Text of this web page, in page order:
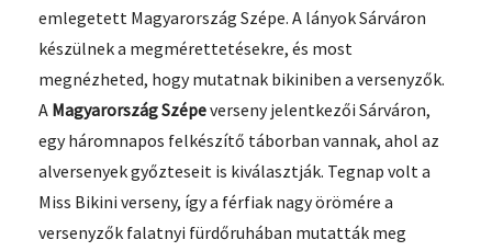
emlegetett Magyarország Szépe. A lányok Sárváron
készülnek a megmérettetésekre, és most
megnézheted, hogy mutatnak bikiniben a versenyzők.
A Magyarország Szépeverseny jelentkezői Sárváron,
egy háromnapos felkészítő táborban vannak, ahol az
alversenyek győzteseit is kiválasztják. Tegnap volt a
Miss Bikini verseny, így a férfiak nagy örömére a
versenyzők falatnyi fürdőruhában mutatták meg